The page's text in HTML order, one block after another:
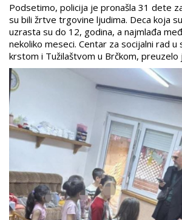
Podsetimo, policija je pronašla 31 dete
su bili žrtve trgovine ljudima. Deca koja
uzrasta su do 12, godina, a najmlađa
nekoliko meseci. Centar za socijalni rad u
krstom i Tužilaštvom u Brčkom, preuzelo